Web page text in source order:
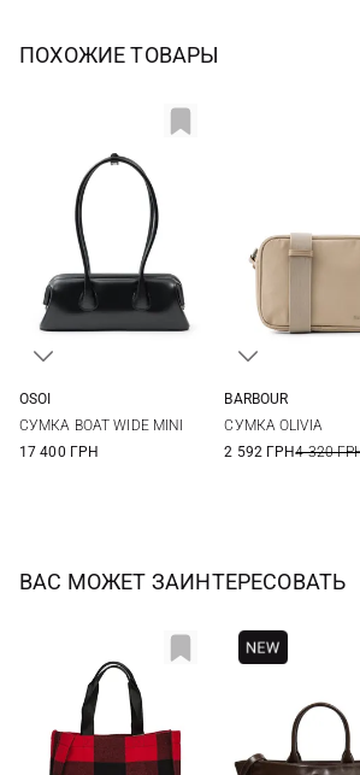
ПОХОЖИЕ ТОВАРЫ
OSOI
СУМКА BOAT WIDE MINI
17 400 ГРН
BARBOUR
СУМКА OLIVIA
2 592 ГРН4 320
ВАС МОЖЕТ ЗАИНТЕРЕСОВАТЬ